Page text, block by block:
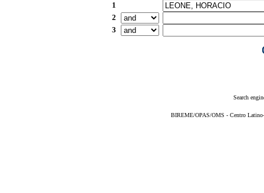
1
2
3
Search
BIREME/OPAS/OMS - Centro Latino-